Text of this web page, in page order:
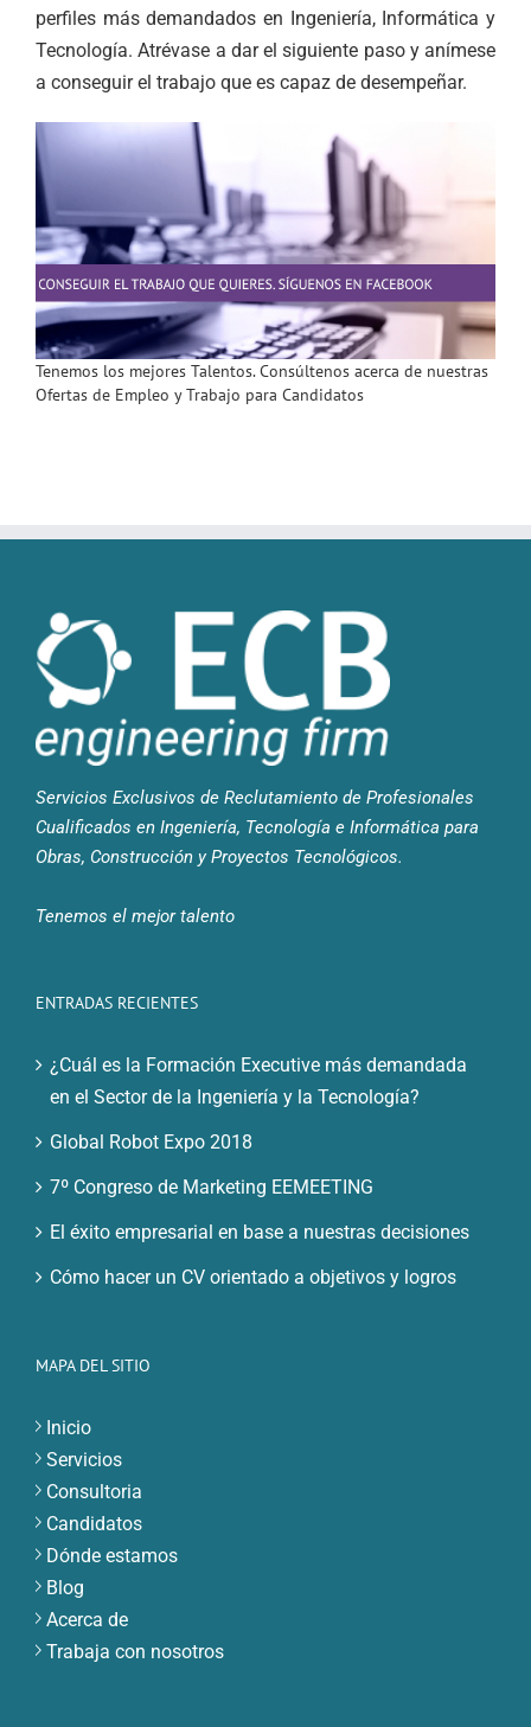
perfiles más demandados en Ingeniería, Informática y
Tecnología. Atrévase a dar el siguiente paso y anímese
a conseguir el trabajo que es capaz de desempeñar.
Tenemos los mejores Talentos. Consúltenos acerca de nuestras
Ofertas de Empleo y Trabajo para Candidatos
Servicios Exclusivos de Reclutamiento de Profesionales
Cualificados en Ingeniería, Tecnología e Informática para
Obras, Construcción y Proyectos Tecnológicos.
Tenemos el mejor talento
ENTRADAS RECIENTES
¿Cuál es la Formación Executive más demandada
en el Sector de la Ingeniería y la Tecnología?
Global Robot Expo 2018
7º Congreso de Marketing EEMEETING
El éxito empresarial en base a nuestras decisiones
Cómo hacer un CV orientado a objetivos y logros
MAPA DEL SITIO
Inicio
Servicios
Consultoria
Candidatos
Dónde estamos
Blog
Acerca de
Trabaja con nosotros